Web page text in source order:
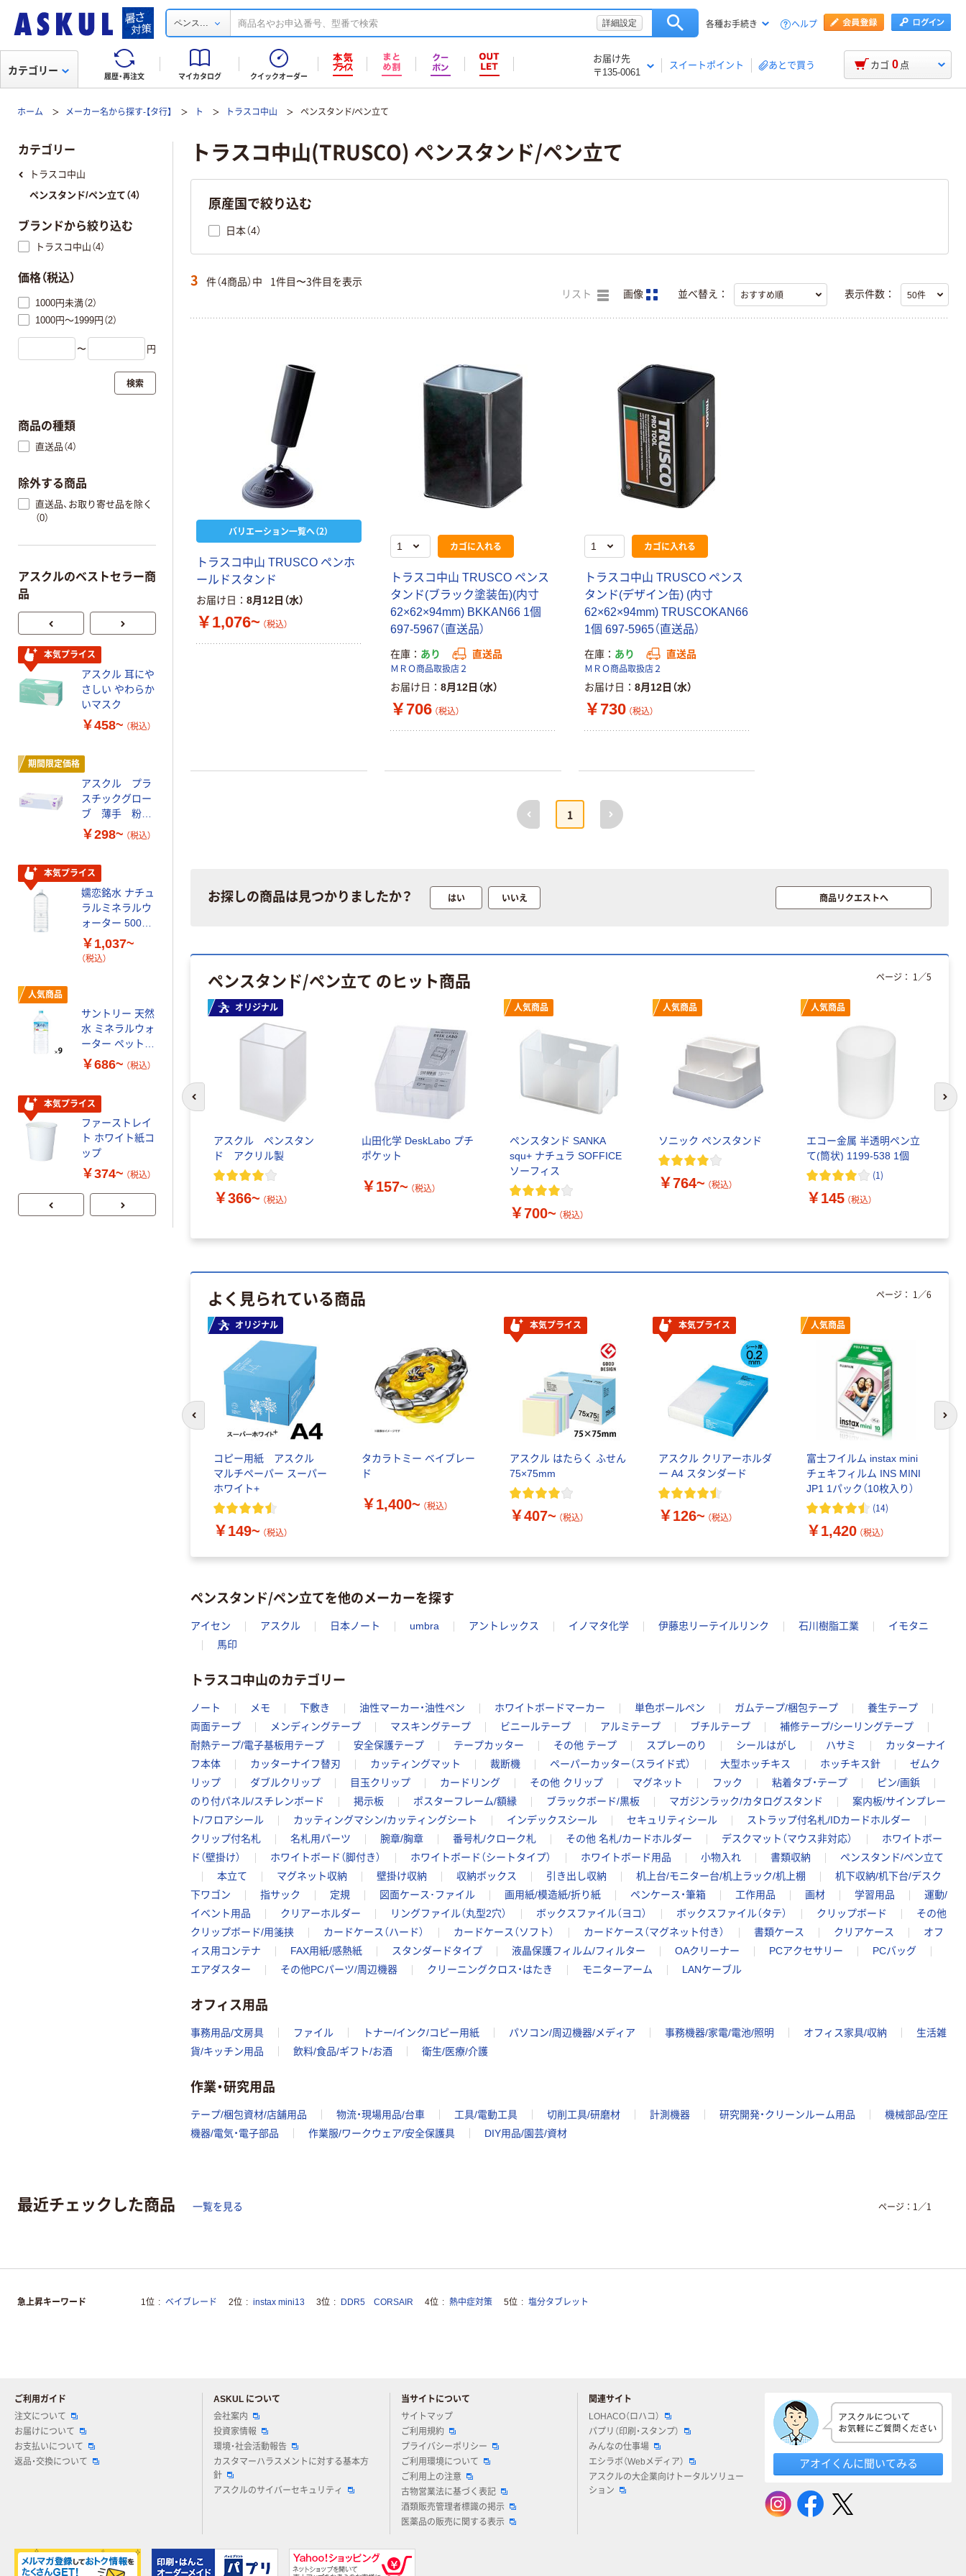
ペンス... 詳細設定 各種お手続き ヘルプ
履歴・再注文 マイカタログ クイックオーダー
お届け先
〒135-0061
スイートポイント あとで買う
カテゴリー カゴ 0 点
ホーム メーカー名から探す-【タ行】 ト トラスコ中山 ペンスタンド/ペン立て
トラスコ中山(TRUSCO) ペンスタンド/ペン立て
原産国で絞り込む
日本（4）
3 件（4商品）中 1件目〜3件目を表示
リスト 画像 並べ替え： 表示件数：
バリエーション一覧へ（2）
トラスコ中山 TRUSCO ペンホ
ールドスタンド
お届け日 8月12日（水）
￥1,076~ （税込）
カゴに入れる
トラスコ中山 TRUSCO ペンス
タンド(ブラック塗装缶)(内寸
62×62×94mm) BKKAN66 1個
697-5967（直送品）
在庫 あり 直送品
ＭＲＯ商品取扱店２
お届け日 8月12日（水）
￥706 （税込）
カゴに入れる
トラスコ中山 TRUSCO ペンス
タンド(デザイン缶) (内寸
62×62×94mm) TRUSCOKAN66
1個 697-5965（直送品）
在庫 あり 直送品
ＭＲＯ商品取扱店２
お届け日 8月12日（水）
￥730 （税込）
前へ
1
次へ
お探しの商品は見つかりましたか？ はい いいえ 商品リクエストへ
ペンスタンド/ペン立て のヒット商品
オリジナル
アスクル ペンスタン
ド アクリル製
￥366~ （税込）
山田化学 DeskLabo プチ
ポケット
￥157~ （税込）
人気商品
ペンスタンド SANKA
squ+ ナチュラ SOFFICE
ソーフィス
￥700~ （税込）
人気商品
ソニック ペンスタンド
￥764~ （税込）
人気商品
エコー金属 半透明ペン立
て(筒状) 1199-538 1個
(1)
￥145 （税込）
ページ： 1 ／5
次
よく見られている商品
オリジナル
コピー用紙 アスクル
マルチペーパー スーパー
ホワイト+
￥149~ （税込）
タカラトミー ベイブレー
ド
￥1,400~ （税込）
本気プライス
アスクル はたらく ふせん
75×75mm
￥407~ （税込）
本気プライス
アスクル クリアーホルダ
ー A4 スタンダード
￥126~ （税込）
人気商品
富士フイルム instax mini
チェキフィルム INS MINI
JP1 1パック（10枚入り）
(14)
￥1,420 （税込）
ページ： 1 ／6
前のスライドへ 次
ペンスタンド/ペン立てを他のメーカーを探す
アイセン アスクル 日本ノート umbra アントレックス イノマタ化学 伊藤忠リーテイルリンク 石川樹脂工業
イモタニ
馬印
トラスコ中山のカテゴリー
ノート メモ 下敷き 油性マーカー・油性ペン ホワイトボードマーカー 単色ボールペン ガムテープ/梱包テープ
養生テープ
両面テープ
メンディングテープ マスキングテープ ビニールテープ アルミテープ ブチルテープ
補修テープ/シーリングテープ
耐熱テープ/電子基板用テープ
安全保護テープ テープカッター その他 テープ スプレーのり シールはがし ハサミ
カッターナイ
フ本体
カッターナイフ替刃 カッティングマット 裁断機 ペーパーカッター（スライド式） 大型ホッチキス ホッチキス針
ゼムク
リップ
ダブルクリップ 目玉クリップ カードリング その他 クリップ マグネット フック 粘着タブ・テープ
ピン/画鋲
のり付パネル/スチレンボード
掲示板 ポスターフレーム/額縁 ブラックボード/黒板 マガジンラック/カタログスタンド
案内板/サインプレー
ト/フロアシール
カッティングマシン/カッティングシート インデックスシール セキュリティシール
ストラップ付名札/IDカードホルダー
クリップ付名札
名札用パーツ 腕章/胸章 番号札/クローク札 その他 名札/カードホルダー デスクマット（マウス非対応）
ホワイトボー
ド（壁掛け）
ホワイトボード（脚付き） ホワイトボード（シートタイプ） ホワイトボード用品 小物入れ 書類収納
ペンスタンド/ペン立て
本立て
マグネット収納 壁掛け収納 収納ボックス 引き出し収納 机上台/モニター台/机上ラック/机上棚
机下収納/机下台/デスク
下ワゴン
指サック 定規 図面ケース･ファイル 画用紙/模造紙/折り紙 ペンケース・筆箱 工作用品 画材 学習用品
運動/
イベント用品
クリアーホルダー リングファイル（丸型2穴） ボックスファイル（ヨコ） ボックスファイル（タテ） クリップボード
その他
クリップボード/用箋挟
カードケース（ハード） カードケース（ソフト） カードケース（マグネット付き） 書類ケース クリアケース
オフ
ィス用コンテナ
FAX用紙/感熱紙 スタンダードタイプ 液晶保護フィルム/フィルター OAクリーナー PCアクセサリー
PCバッグ
エアダスター
その他PCパーツ/周辺機器 クリーニングクロス・はたき モニターアーム LANケーブル
オフィス用品
事務用品/文房具 ファイル トナー/インク/コピー用紙 パソコン/周辺機器/メディア 事務機器/家電/電池/照明 オフィス家具/収納
生活雑
貨/キッチン用品
飲料/食品/ギフト/お酒 衛生/医療/介護
作業・研究用品
テープ/梱包資材/店舗用品 物流・現場用品/台車 工具/電動工具 切削工具/研磨材 計測機器 研究開発・クリーンルーム用品
機械部品/空圧
機器/電気・電子部品
作業服/ワークウェア/安全保護具 DIY用品/園芸/資材
カテゴリー
トラスコ中山
ペンスタンド/ペン立て（4）
ブランドから絞り込む
トラスコ中山（4）
価格（税込）
1000円未満（2）
1000円～1999円（2）
〜 円
検索
商品の種類
直送品（4）
除外する商品
直送品、お取り寄せ品を除く
（0）
アスクルのベストセラー商
品
本気プライス
アスクル 耳にや
さしい やわらか
いマスク
￥458~ （税込）
期間限定価格
アスクル プラ
スチックグロー
ブ 薄手 粉な
し（パウダーフ
￥298~ （税込）
本気プライス
嬬恋銘水 ナチュ
ラルミネラルウ
ォーター 500ml
キャップシール
付き／2Lラベル
￥1,037~
（税込）
人気商品
サントリー 天然
水 ミネラルウォ
ーター ペットボ
トル
￥686~ （税込）
本気プライス
ファーストレイ
ト ホワイト紙コ
ップ
￥374~ （税込）
【アスクル限定】
ト 粉なし（パ
オリジナル
【アスクル限定】
ファーストレイ
ト ニトリルグ
ローブ ブル
￥698~
ペーパータオル
再生紙 200枚
FSC認証紙 アス
クルオリジナル
￥143~ （税込）
本気プライス
ティッシュペー
パー ボックス
モカ 200組 5個
アスクル オリジ
ナルティッシュ
アスクル 耳にや
さしい やわらか
いマスク
スチックグロー
ブ 薄手 粉な
し（パウダーフ
付き／2Lラベル
サントリー 天然
ーター ペットボ
トル
￥686~
本気プライス
ト ホワイト紙コ
ップ
￥374~
最近チェックした商品 一覧を見る ページ： 1 ／1
急上昇キーワード 1位 ベイブレード 2位 instax mini13 3位 DDR5 CORSAIR 4位 熱中症対策 5位 塩分タブレット
ご利用ガイド
注文について
お届けについて
お支払いについて
返品・交換について
ASKUL について
会社案内
投資家情報
環境・社会活動報告
カスタマーハラスメントに対する基本方
針
アスクルのサイバーセキュリティ
当サイトについて
サイトマップ
ご利用規約
プライバシーポリシー
ご利用環境について
ご利用上の注意
古物営業法に基づく表記
酒類販売管理者標識の掲示
医薬品の販売に関する表示
関連サイト
LOHACO（ロハコ）
パプリ（印刷・スタンプ）
みんなの仕事場
エシラボ（Webメディア）
アスクルの大企業向けトータルソリュー
ション
アオイくんに聞いてみる